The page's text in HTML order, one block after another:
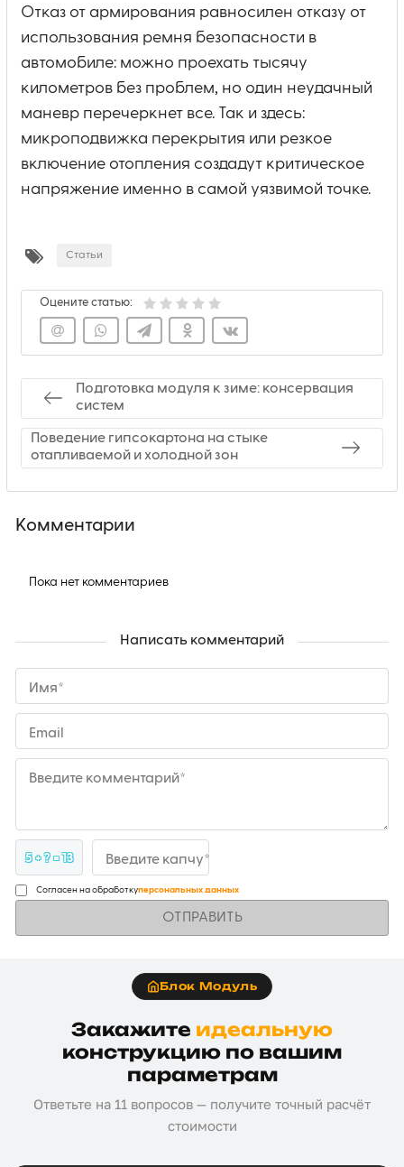
Отказ от армирования равносилен отказу от
использования ремня безопасности в
автомобиле: можно проехать тысячу
километров без проблем, но один неудачный
маневр перечеркнет все. Так и здесь:
микроподвижка перекрытия или резкое
включение отопления создадут критическое
напряжение именно в самой уязвимой точке.
Статьи
Оцените статью:
Подготовка модуля к зиме: консервация
систем
Поведение гипсокартона на стыке
отапливаемой и холодной зон
Комментарии
Пока нет комментариев
Написать комментарий
Имя*
Email
Введите комментарий*
5 + ? = 13 Введите капчу*
Согласен на обработкуперсональных данных
ОТПРАВИТЬ
Блок Модуль
Закажите идеальную
конструкцию по вашим
параметрам
Ответьте на 11 вопросов — получите точный расчёт
стоимости